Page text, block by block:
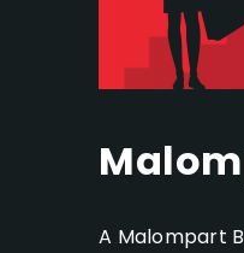
A Malompart